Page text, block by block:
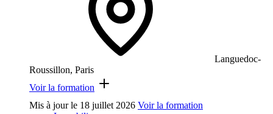
Languedoc-
Roussillon, Paris
Voir la formation
Mis à jour le 18 juillet 2026 Voir la formation